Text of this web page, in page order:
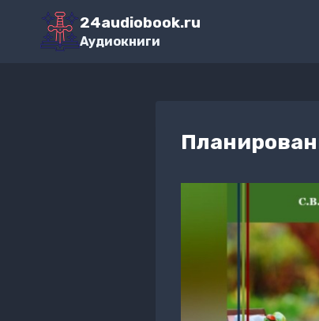
Перейти
содержимому
24audiobook.ru
Аудиокниги